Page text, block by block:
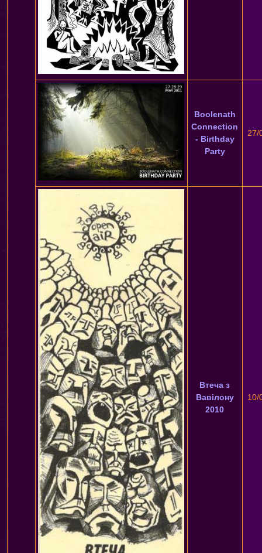
Boolenath
Connection
- Birthday
Party
27/
Втеча з
Вавілону
2010
10/